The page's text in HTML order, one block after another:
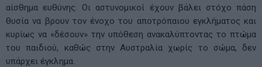
αίσθημα ευθύνης. Οι αστυνομικοί έχουν βάλει στόχο πάση
θυσία να βρουν τον ένοχο του αποτρόπαιου εγκλήματος και
κυρίως να «δέσουν» την υπόθεση ανακαλύπτοντας το πτώμα
του παιδιού, καθώς στην Αυστραλία χωρίς το σώμα, δεν
υπάρχει έγκλημα.